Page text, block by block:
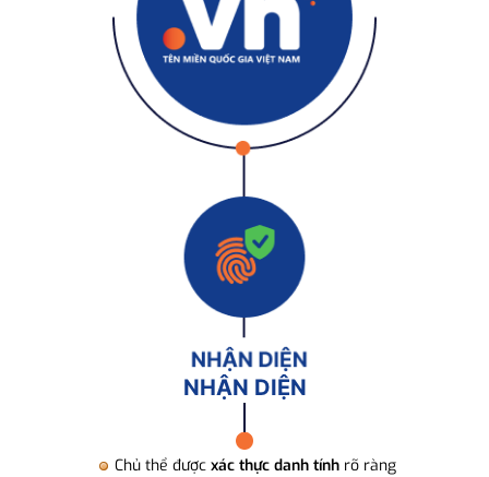
NHẬN DIỆN
Chủ thể được xác thực danh tính rõ ràng